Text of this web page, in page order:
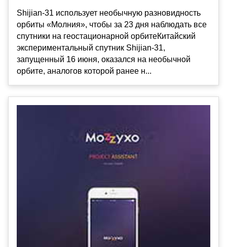
Shijian-31 использует необычную разновидность
орбиты «Молния», чтобы за 23 дня наблюдать все
спутники на геостационарной орбитеКитайский
экспериментальный спутник Shijian-31,
запущенный 16 июня, оказался на необычной
орбите, аналогов которой ранее н...